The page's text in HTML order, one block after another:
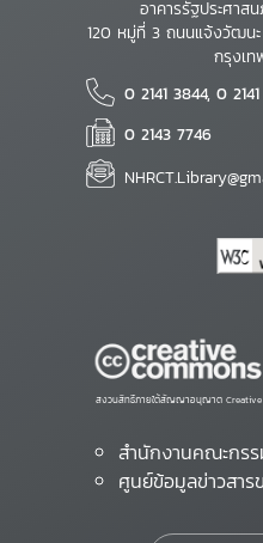
อาคารรัฐประศาส
120 หมู่ที่ 3 ถนนแจ้งวัฒน
กรุงเท
0 2141 3844, 0
0 2143 7746
สงวนสิทธิ์ภายใต้สัญญาอนุญาต Creative
สำนักงานคณะกร
ศูนย์ข้อมูลข่าวสาร